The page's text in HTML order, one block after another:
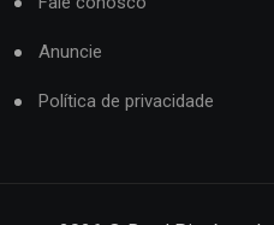
Anuncie
Política de privacidade